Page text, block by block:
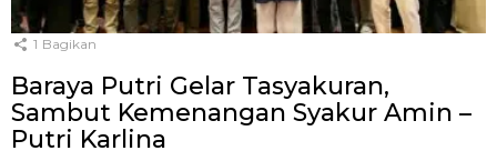
1 Bagikan
Baraya Putri Gelar Tasyakuran,
Sambut Kemenangan Syakur Amin –
Putri Karlina